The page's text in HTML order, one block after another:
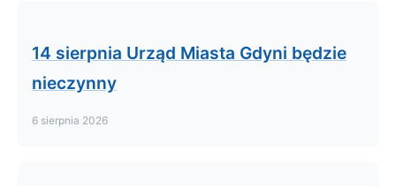
14 sierpnia Urząd Miasta Gdyni będzie
nieczynny
6 sierpnia 2026